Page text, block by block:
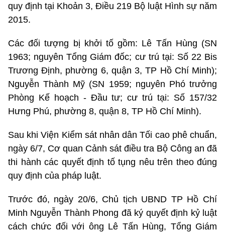
quy định tại Khoản 3, Điều 219 Bộ luật Hình sự năm
2015.
Các đối tượng bị khởi tố gồm: Lê Tấn Hùng (SN
1963; nguyên Tổng Giám đốc; cư trú tại: Số 22 Bis
Trương Định, phường 6, quận 3, TP Hồ Chí Minh);
Nguyễn Thành Mỹ (SN 1959; nguyên Phó trưởng
Phòng Kế hoạch - Đầu tư; cư trú tại: Số 157/32
Hưng Phú, phường 8, quận 8, TP Hồ Chí Minh).
Sau khi Viện Kiểm sát nhân dân Tối cao phê chuẩn,
ngày 6/7, Cơ quan Cảnh sát điều tra Bộ Công an đã
thi hành các quyết định tố tụng nêu trên theo đúng
quy định của pháp luật.
Trước đó, ngày 20/6, Chủ tịch UBND TP Hồ Chí
Minh Nguyễn Thành Phong đã ký quyết định kỷ luật
cách chức đối với ông Lê Tấn Hùng, Tổng Giám